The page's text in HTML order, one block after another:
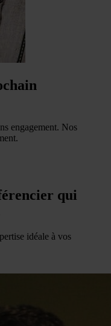
engagement. Nos
qui
idéale à vos